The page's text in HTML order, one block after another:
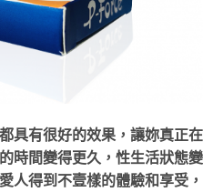
具有很好的效果，讓妳真正在
時間變得更久，性生活狀態變
人得到不壹樣的體驗和享受，